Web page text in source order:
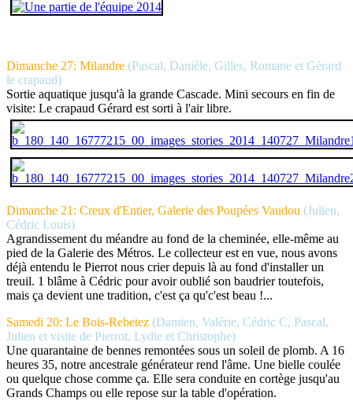
Dimanche 27: Milandre (Pascal, Danièle, Gilles, Romane et Gérard
le crapaud)
Sortie aquatique jusqu'à la grande Cascade. Mini secours en fin de
visite: Le crapaud Gérard est sorti à l'air libre.
Dimanche 21: Creux d'Entier, Galerie des Poupées Vaudou (Julien,
Cédric Louis)
Agrandissement du méandre au fond de la cheminée, elle-même au
pied de la Galerie des Métros. Le collecteur est en vue, nous avons
déjà entendu le Pierrot nous crier depuis là au fond d'installer un
treuil. 1 blâme à Cédric pour avoir oublié son baudrier toutefois,
mais ça devient une tradition, c'est ça qu'c'est beau !...
Samedi 20: Le Bois-Rebetez (Damien, Valérie, Cédric C, Pascal,
Julien et visite de Pierrot, Lydie et Christophe)
Une quarantaine de bennes remontées sous un soleil de plomb. A 16
heures 35, notre ancestrale générateur rend l'âme. Une bielle coulée
ou quelque chose comme ça. Elle sera conduite en cortège jusqu'au
Grands Champs ou elle repose sur la table d'opération.